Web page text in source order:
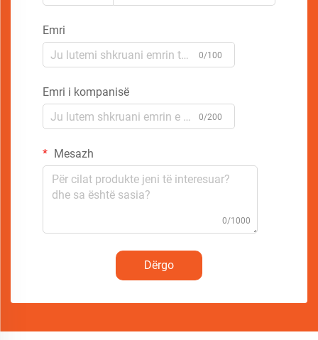
Emri
0/100
Emri i kompanisë
0/200
Mesazh
0/1000
Dërgo